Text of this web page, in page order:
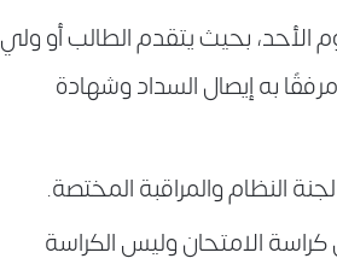
لعام 2017 اعتبارًا من اليوم الأحد، بحيث يتقدم الطالب أو ولي
به إيصال السداد وشهادة
النظام والمراقبة المختصة.
الامتحان وليس الكراسة